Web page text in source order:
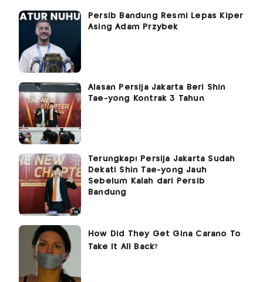
Persib Bandung Resmi Lepas Kiper
Asing Adam Przybek
Alasan Persija Jakarta Beri Shin
Tae-yong Kontrak 3 Tahun
Terungkap! Persija Jakarta Sudah
Dekati Shin Tae-yong Jauh
Sebelum Kalah dari Persib
Bandung